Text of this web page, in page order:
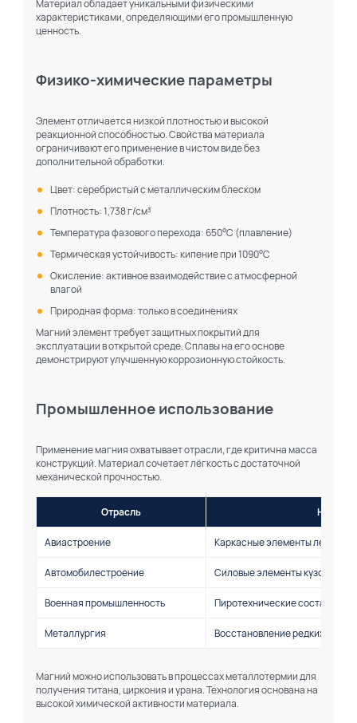
Материал обладает уникальными физическими
характеристиками, определяющими его промышленную
ценность.
Физико-химические параметры
Элемент отличается низкой плотностью и высокой
реакционной способностью. Свойства материала
ограничивают его применение в чистом виде без
дополнительной обработки.
Цвет: серебристый с металлическим блеском
Плотность: 1,738 г/см³
Температура фазового перехода: 650°C (плавление)
Термическая устойчивость: кипение при 1090°C
Окисление: активное взаимодействие с атмосферной
влагой
Природная форма: только в соединениях
Магний элемент требует защитных покрытий для
эксплуатации в открытой среде. Сплавы на его основе
демонстрируют улучшенную коррозионную стойкость.
Промышленное использование
Применение магния охватывает отрасли, где критична масса
конструкций. Материал сочетает лёгкость с достаточной
механической прочностью.
Отрасль
Авиастроение Каркасные элементы
Автомобилестроение Силовые элементы кузовов
Военная промышленность Пиротехнические составы
Металлургия Восстановление редких
Магний можно использовать в процессах металлотермии для
получения титана, циркония и урана. Технология основана на
высокой химической активности материала.
По каталогуПо сайту